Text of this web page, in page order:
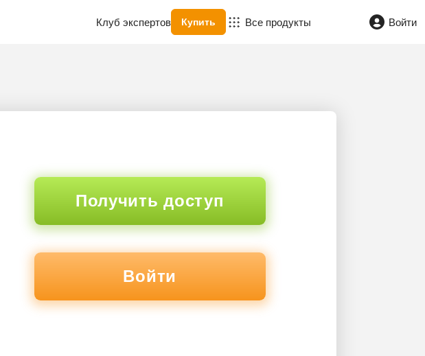
Клуб экспертов Купить Все продукты Войти
Получить доступ
Войти